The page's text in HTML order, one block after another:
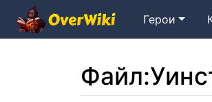
Герои
Файл: